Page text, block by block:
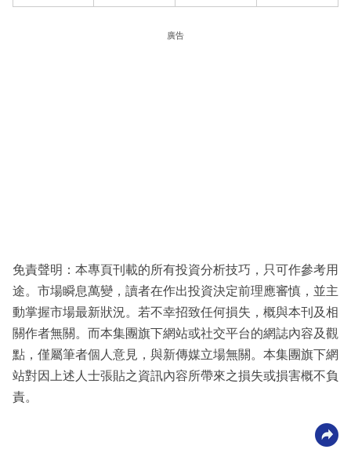
廣告
免責聲明：本專頁刊載的所有投資分析技巧，只可作參考用
途。市場瞬息萬變，讀者在作出投資決定前理應審慎，並主
動掌握市場最新狀況。若不幸招致任何損失，概與本刊及相
關作者無關。而本集團旗下網站或社交平台的網誌內容及觀
點，僅屬筆者個人意見，與新傳媒立場無關。本集團旗下網
站對因上述人士張貼之資訊內容所帶來之損失或損害概不負
責。